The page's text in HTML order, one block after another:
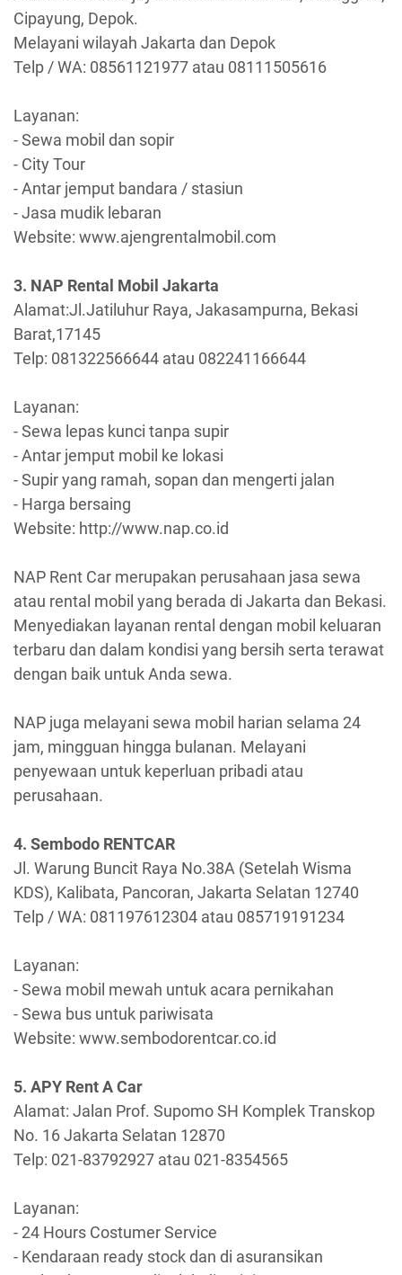
Cipayung, Depok.
Melayani wilayah Jakarta dan Depok
Telp / WA: 08561121977 atau 08111505616
Layanan:
- Sewa mobil dan sopir
- City Tour
- Antar jemput bandara / stasiun
- Jasa mudik lebaran
Website: www.ajengrentalmobil.com
3. NAP Rental Mobil Jakarta
Alamat:Jl.Jatiluhur Raya, Jakasampurna, Bekasi
Barat,17145
Telp: 081322566644 atau 082241166644
Layanan:
- Sewa lepas kunci tanpa supir
- Antar jemput mobil ke lokasi
- Supir yang ramah, sopan dan mengerti jalan
- Harga bersaing
Website: http://www.nap.co.id
NAP Rent Car merupakan perusahaan jasa sewa
atau rental mobil yang berada di Jakarta dan Bekasi.
Menyediakan layanan rental dengan mobil keluaran
terbaru dan dalam kondisi yang bersih serta terawat
dengan baik untuk Anda sewa.
NAP juga melayani sewa mobil harian selama 24
jam, mingguan hingga bulanan. Melayani
penyewaan untuk keperluan pribadi atau
perusahaan.
4. Sembodo RENTCAR
Jl. Warung Buncit Raya No.38A (Setelah Wisma
KDS), Kalibata, Pancoran, Jakarta Selatan 12740
Telp / WA: 081197612304 atau 085719191234
Layanan:
- Sewa mobil mewah untuk acara pernikahan
- Sewa bus untuk pariwisata
Website: www.sembodorentcar.co.id
5. APY Rent A Car
Alamat: Jalan Prof. Supomo SH Komplek Transkop
No. 16 Jakarta Selatan 12870
Telp: 021-83792927 atau 021-8354565
Layanan:
- 24 Hours Costumer Service
- Kendaraan ready stock dan di asuransikan